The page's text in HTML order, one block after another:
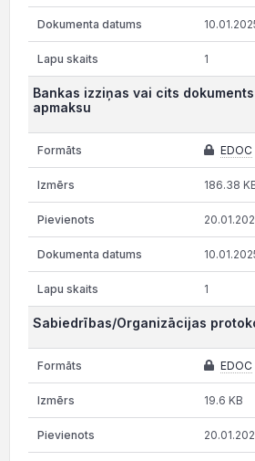
1
Bankas izziņas vai cits
apmaksu
EDOC
186.38
1
Sabiedrības/Organizācijas
EDOC
19.6 KB